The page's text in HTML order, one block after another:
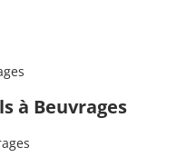
à Beuvrages